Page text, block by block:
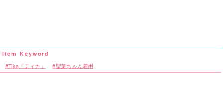
Tika「ティカ」 聖菜ちゃん着用